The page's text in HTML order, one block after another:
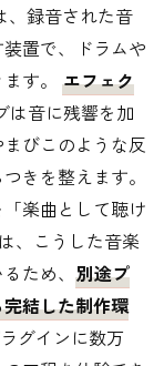
、録音された音
置で、ドラムや
す。 エフェク
は音に残響を加
びこのような反
きを整えます。
楽曲として聴け
、こうした音楽
ため、 別途プ
結した制作環
グインに数万